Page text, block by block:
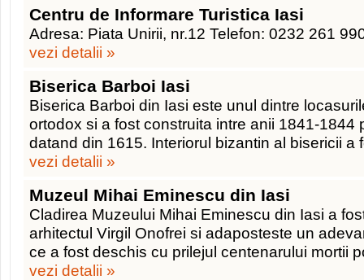
Centru de Informare Turistica Iasi
Adresa: Piata Unirii, nr.12 Telefon: 0232 261
vezi detalii »
Biserica Barboi Iasi
Biserica Barboi din Iasi este unul dintre
ortodox si a fost construita intre anii 1841-1844
datand din 1615. Interiorul bizantin al bisericii a
vezi detalii »
Muzeul Mihai Eminescu din Iasi
Cladirea Muzeului Mihai Eminescu din Iasi a
arhitectul Virgil Onofrei si adaposteste un
ce a fost deschis cu prilejul centenarului mortii
vezi detalii »